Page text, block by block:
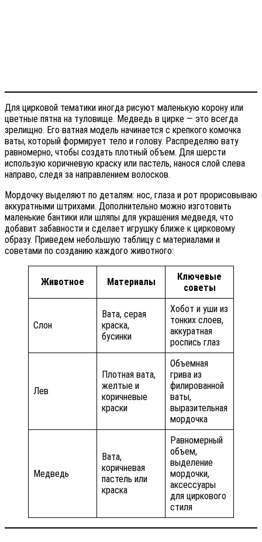
Для цирковой тематики иногда рисуют маленькую корону или
цветные пятна на туловище. Медведь в цирке — это всегда
зрелищно. Его ватная модель начинается с крепкого комочка
ваты, который формирует тело и голову. Распределяю вату
равномерно, чтобы создать плотный объем. Для шерсти
использую коричневую краску или пастель, нанося слой слева
направо, следя за направлением волосков.
Мордочку выделяют по деталям: нос, глаза и рот прорисовываю
аккуратными штрихами. Дополнительно можно изготовить
маленькие бантики или шляпы для украшения медведя, что
добавит забавности и сделает игрушку ближе к цирковому
образу. Приведем небольшую таблицу с материалами и
советами по созданию каждого животного:
Животное Материалы
Ключевые
советы
Слон
Вата, серая
краска,
бусинки
Хобот и уши из
тонких слоев,
аккуратная
роспись глаз
Лев
Плотная вата,
желтые и
коричневые
краски
Объемная
грива из
филированной
ваты,
выразительная
мордочка
Медведь
Вата,
коричневая
пастель или
краска
Равномерный
объем,
выделение
мордочки,
аксессуары
для циркового
стиля